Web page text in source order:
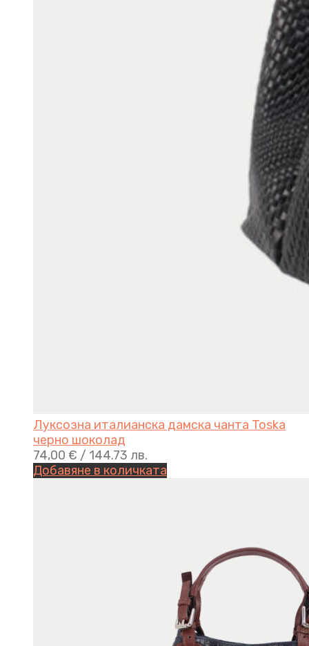
Луксозна италианска дамска чанта Toska
черно шоколад
74,00 € / 144.73 лв.
Добавяне в количката